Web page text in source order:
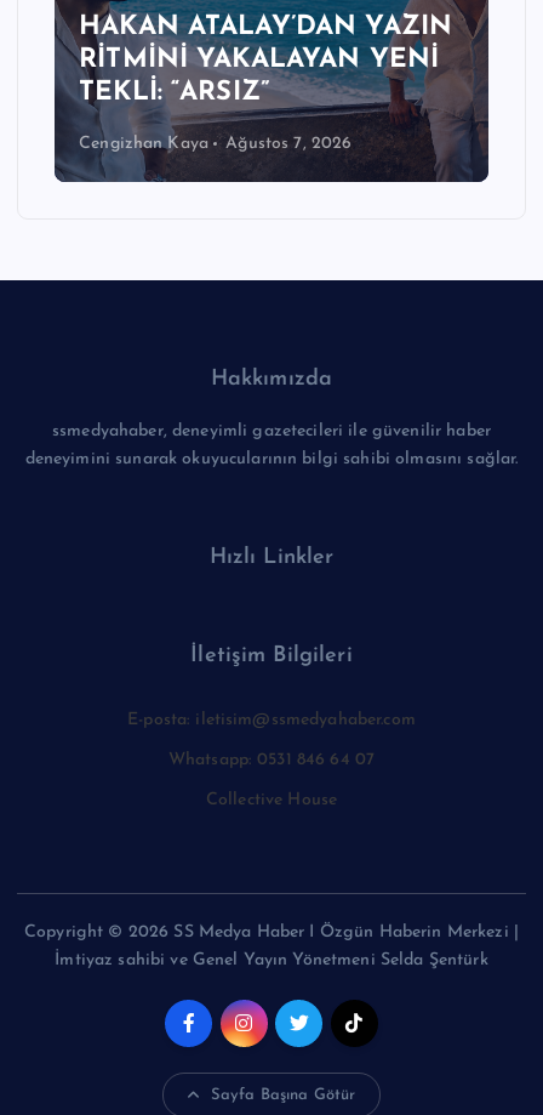
EMRE DİZDAROĞLU
“YANILDIK” İLE ÜRETMEYE
DEVAM EDİYOR
Cengizhan Kaya Ağustos 7, 2026
Hakkımızda
ssmedyahaber, deneyimli gazetecileri ile güvenilir haber
deneyimini sunarak okuyucularının bilgi sahibi olmasını sağlar.
Hızlı Linkler
İletişim Bilgileri
E-posta: iletisim@ssmedyahaber.com
Whatsapp: 0531 846 64 07
Collective House
Copyright © 2026 SS Medya Haber I Özgün Haberin Merkezi |
İmtiyaz sahibi ve Genel Yayın Yönetmeni Selda Şentürk
Sayfa Başına Götür